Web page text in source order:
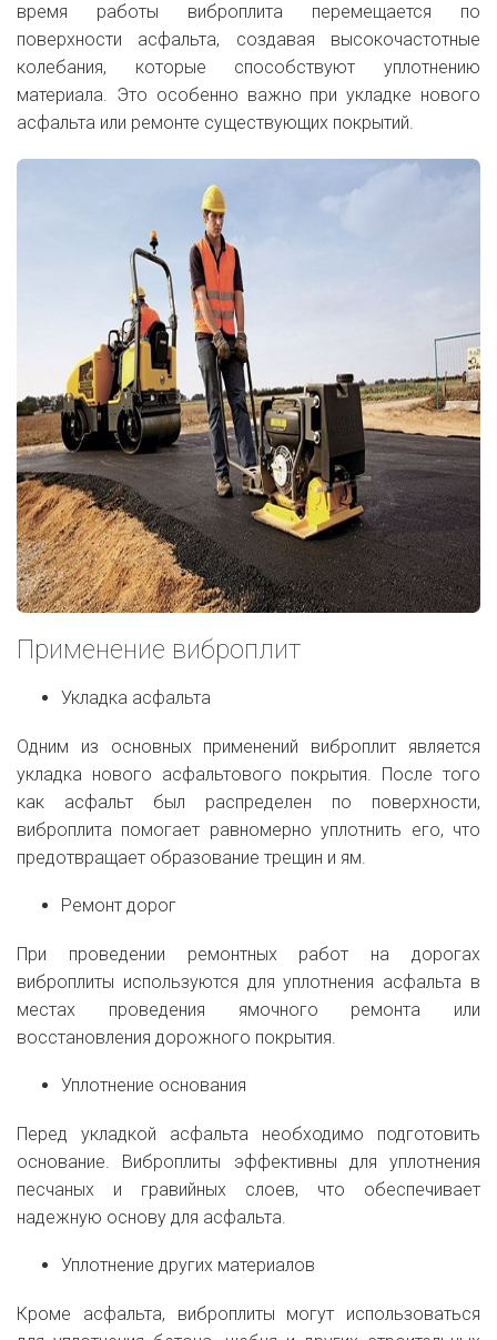
время работы виброплита перемещается по
поверхности асфальта, создавая высокочастотные
колебания, которые способствуют уплотнению
материала. Это особенно важно при укладке нового
асфальта или ремонте существующих покрытий.
Применение виброплит
Укладка асфальта
Одним из основных применений виброплит является
укладка нового асфальтового покрытия. После того
как асфальт был распределен по поверхности,
виброплита помогает равномерно уплотнить его, что
предотвращает образование трещин и ям.
Ремонт дорог
При проведении ремонтных работ на дорогах
виброплиты используются для уплотнения асфальта в
местах проведения ямочного ремонта или
восстановления дорожного покрытия.
Уплотнение основания
Перед укладкой асфальта необходимо подготовить
основание. Виброплиты эффективны для уплотнения
песчаных и гравийных слоев, что обеспечивает
надежную основу для асфальта.
Уплотнение других материалов
Кроме асфальта, виброплиты могут использоваться